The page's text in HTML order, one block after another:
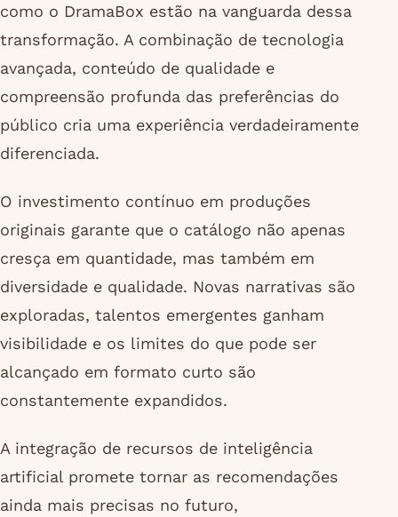
como o DramaBox estão na vanguarda dessa
transformação. A combinação de tecnologia
avançada, conteúdo de qualidade e
compreensão profunda das preferências do
público cria uma experiência verdadeiramente
diferenciada.
O investimento contínuo em produções
originais garante que o catálogo não apenas
cresça em quantidade, mas também em
diversidade e qualidade. Novas narrativas são
exploradas, talentos emergentes ganham
visibilidade e os limites do que pode ser
alcançado em formato curto são
constantemente expandidos.
A integração de recursos de inteligência
artificial promete tornar as recomendações
ainda mais precisas no futuro,